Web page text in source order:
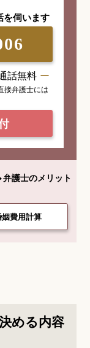
を伺います
話無料
接弁護士には
弁護士のメリット
費用計算
める内容